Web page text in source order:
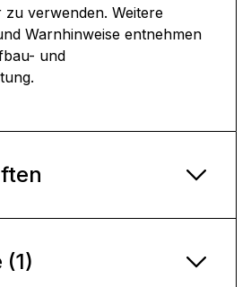
verwenden. Weitere
Warnhinweise entnehmen
und